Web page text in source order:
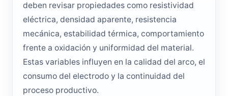
deben revisar propiedades como resistividad
eléctrica, densidad aparente, resistencia
mecánica, estabilidad térmica, comportamiento
frente a oxidación y uniformidad del material.
Estas variables influyen en la calidad del arco, el
consumo del electrodo y la continuidad del
proceso productivo.